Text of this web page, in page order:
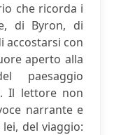
che ricorda i
di Byron, di
accostarsi con
aperto alla
paesaggio
Il lettore non
narrante e
del viaggio: